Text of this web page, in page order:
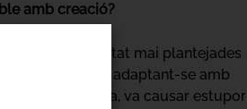
amb creació?
no han estat mai plantejades
marc general, adaptant-se amb
En aquesta línia, va causar estupor